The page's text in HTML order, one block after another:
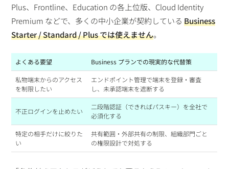
Plus、Frontline、Education の各上位版、Cloud Identity
Premium などで、多くの中小企業が契約しているBusiness
Starter / Standard / Plus では使えません。
よくある要望 Business プランでの現実的な代替策
私物端末からのアクセス
を制限したい
エンドポイント管理で端末を登録・審査
し、未承認端末を遮断する
不正ログインを止めたい
二段階認証（できればパスキー）を全社で
必須化する
特定の相手だけに絞りた
い
共有範囲・外部共有の制限、組織部門ごと
の権限設計で対処する